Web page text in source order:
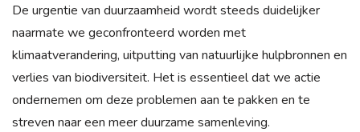
De urgentie van duurzaamheid wordt steeds duidelijker
naarmate we geconfronteerd worden met
klimaatverandering, uitputting van natuurlijke hulpbronnen en
verlies van biodiversiteit. Het is essentieel dat we actie
ondernemen om deze problemen aan te pakken en te
streven naar een meer duurzame samenleving.